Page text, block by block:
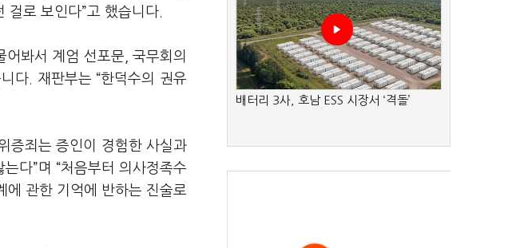
로 보인다”고 했습니다.
봐서 계엄 선포문, 국무회의
다. 재판부는 “한덕수의 권유
증죄는 증인이 경험한 사실과
다”며 “처음부터 의사정족수
에 관한 기억에 반하는 진술로
배터리 3사, 호남 ESS 시장서 ‘격돌’